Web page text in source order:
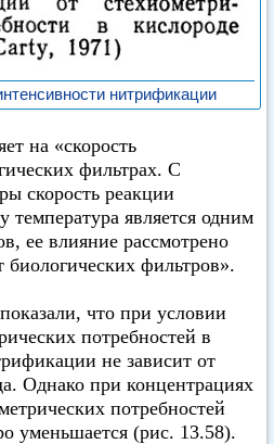
нитрификации
на «скорость
фильтрах. С
скорость реакции
температура является одним
ее влияние рассмотрено
биологических фильтров».
что при условии
потребностей в
не зависит от
Однако при концентрациях
потребностей
уменьшается (рис. 13.58).